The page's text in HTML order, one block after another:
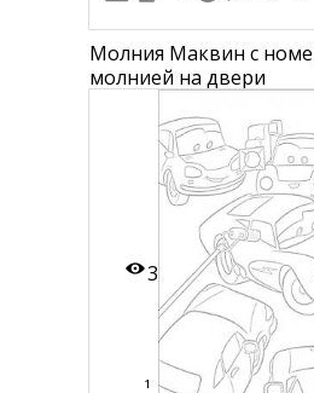
Молния Маквин с
молнией на двери
3
1